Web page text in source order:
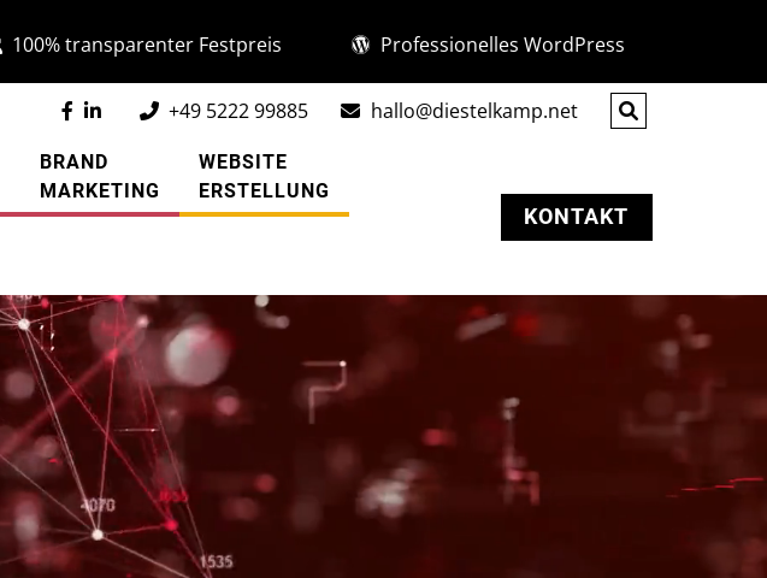
100% transparenter Festpreis Professionelles WordPress
+49 5222 99885 hallo@diestelkamp.net
BRAND
MARKETING
WEBSITE
ERSTELLUNG
KONTAKT